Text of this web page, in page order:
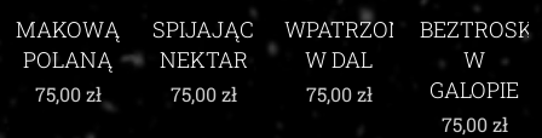
MAKOWĄ
POLANĄ
75,00zł
SPIJAJĄC
NEKTAR
75,00zł
WPATRZONY
W DAL
75,00zł
W
GALOPIE
75,00zł